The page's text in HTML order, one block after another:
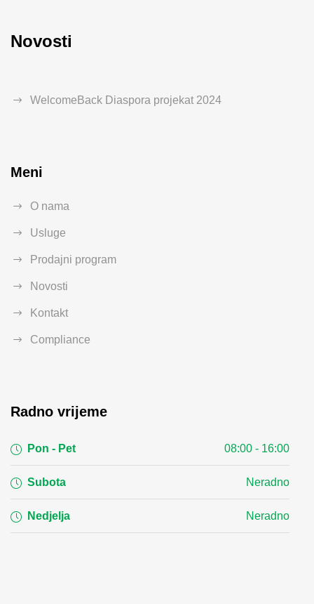
Novosti
WelcomeBack Diaspora projekat 2024
Meni
O nama
Usluge
Prodajni program
Novosti
Kontakt
Compliance
Radno vrijeme
Pon - Pet 08:00 - 16:00
Subota Neradno
Nedjelja Neradno